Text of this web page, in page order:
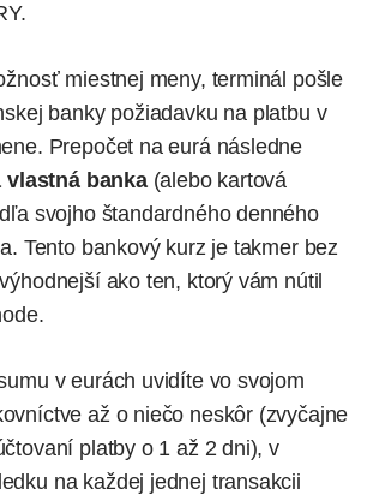
miestnej meny, terminál pošle
banky požiadavku na platbu v
Prepočet na eurá následne
vlastná banka(alebo kartová
svojho štandardného denného
Tento bankový kurz je takmer bez
ako ten, ktorý vám nútil
v eurách uvidíte vo svojom
až o niečo neskôr (zvyčajne
platby o 1 až 2 dni), v
na každej jednej transakcii